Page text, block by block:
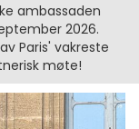
ambassaden
2026.
Paris' vakreste
møte!